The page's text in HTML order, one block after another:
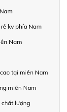
kv phía Nam
Nam
tại miền Nam
miền Nam
chất lượng